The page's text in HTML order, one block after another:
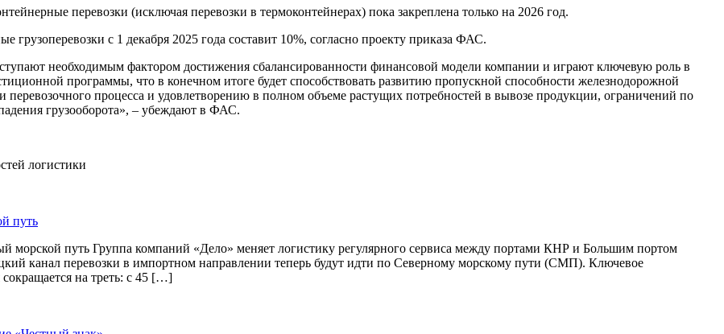
перевозки (исключая перевозки в термоконтейнерах) пока закреплена только на 2026 год.
с 1 декабря 2025 года составит 10%, согласно проекту приказа ФАС.
необходимым фактором достижения сбалансированности финансовой модели компании и играют ключевую роль в
программы, что в конечном итоге будет способствовать развитию пропускной способности железнодорожной
перевозочного процесса и удовлетворению в полном объеме растущих потребностей в вывозе продукции, ограничений по
грузооборота», – убеждают в ФАС.
логистики
путь
морской путь Группа компаний «Дело» меняет логистику регулярного сервиса между портами КНР и Большим портом
канал перевозки в импортном направлении теперь будут идти по Северному морскому пути (СМП). Ключевое
на треть: с 45 […]